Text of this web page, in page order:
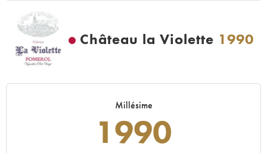
Château la Violette 1990
Millésime
1990